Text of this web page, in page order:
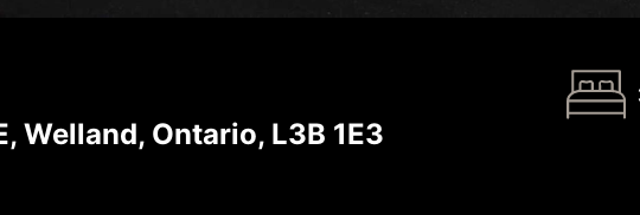
Welland, Ontario, L3B 1E3